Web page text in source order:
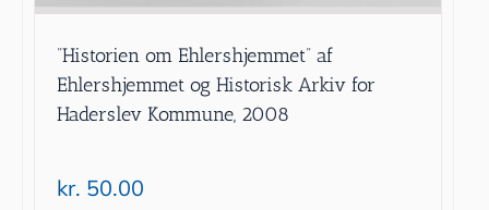
”Historien om Ehlershjemmet” af
Ehlershjemmet og Historisk Arkiv for
Haderslev Kommune, 2008
kr. 50.00